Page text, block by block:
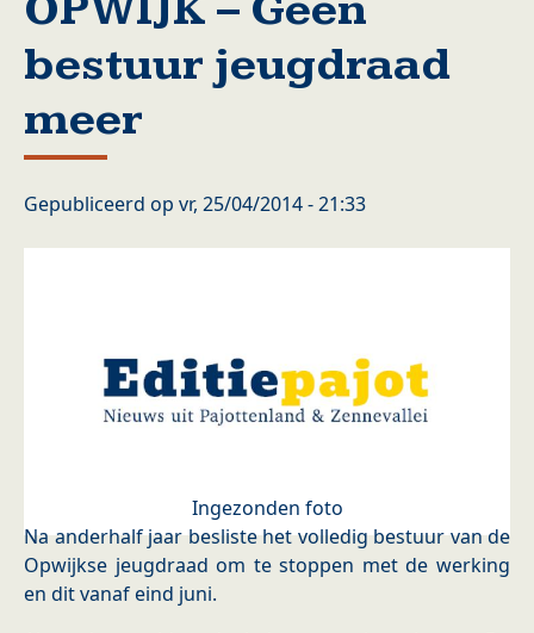
bestuur jeugdraad
meer
Gepubliceerd op vr, 25/04/2014 - 21:33
Ingezonden foto
Na anderhalf jaar besliste het volledig bestuur van de
Opwijkse jeugdraad om te stoppen met de werking
en dit vanaf eind juni.